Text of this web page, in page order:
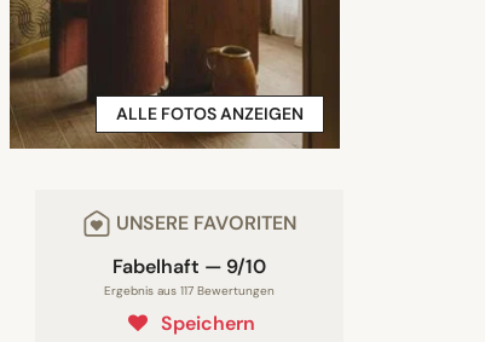
ALLE FOTOS ANZEIGEN
UNSERE FAVORITEN
Fabelhaft — 9/10
Ergebnis aus 117 Bewertungen
Speichern